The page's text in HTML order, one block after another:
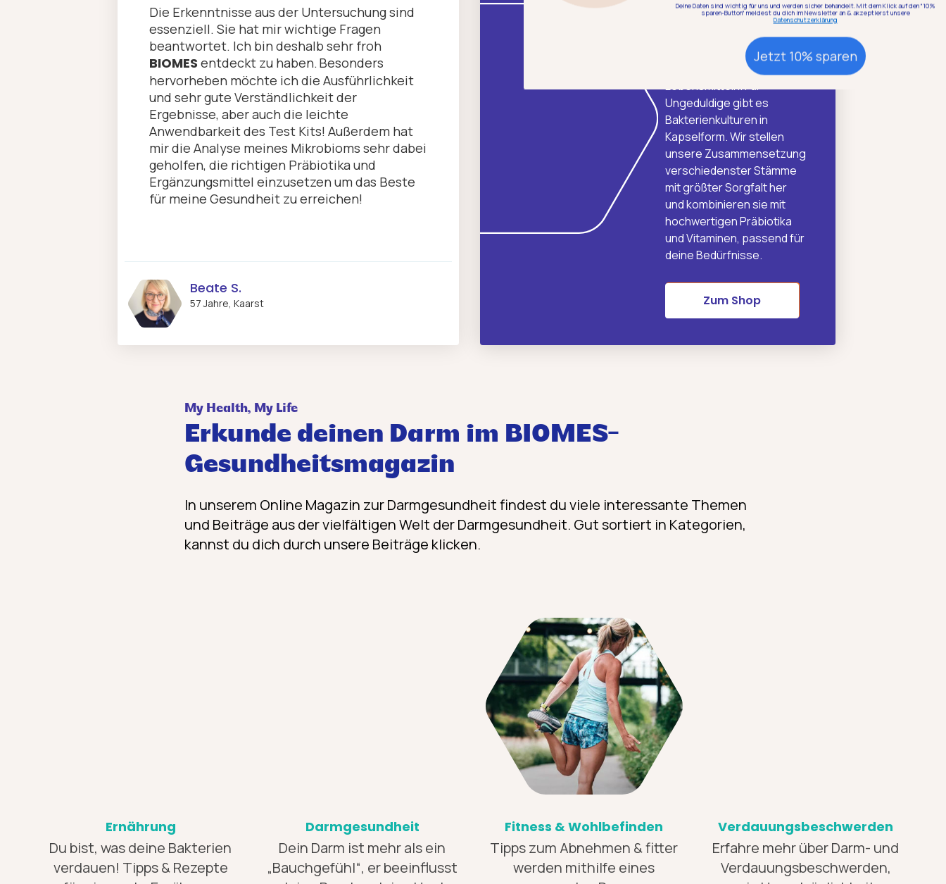
Die Erkenntnisse aus der Untersuchung sind
essenziell. Sie hat mir wichtige Fragen
beantwortet. Ich bin deshalb sehr froh
BIOMES entdeckt zu haben. Besonders
hervorheben möchte ich die Ausführlichkeit
und sehr gute Verständlichkeit der
Ergebnisse, aber auch die leichte
Anwendbarkeit des Test Kits! Außerdem hat
mir die Analyse meines Mikrobioms sehr dabei
geholfen, die richtigen Präbiotika und
Ergänzungsmittel einzusetzen um das Beste
für meine Gesundheit zu erreichen!
Beate S.
57 Jahre, Kaarst
Du kannst deinen Darm mit
der richtigen Ernährung
beeinflussen, v. a. mit
Lebensmitteln. Für
Ungeduldige gibt es
Bakterien­kulturen in
Kapselform. Wir stellen
unsere Zusammensetzung
verschiedenster Stämme
mit größter Sorgfalt her
und kombinieren sie mit
hochwertigen Präbiotika
und Vitaminen, passend für
deine Bedürfnisse.
Zum Shop
My Health, My Life
Erkunde deinen Darm im BIOMES-
Gesundheitsmagazin
In unserem Online Magazin zur Darmgesundheit findest du viele interessante Themen
und Beiträge aus der vielfältigen Welt der Darmgesundheit. Gut sortiert in Kategorien,
kannst du dich durch unsere Beiträge klicken.
Ernährung
Du bist, was deine Bakterien
verdauen! Tipps & Rezepte
Darmgesundheit
Dein Darm ist mehr als ein
„Bauchgefühl“, er beeinflusst
Fitness & Wohlbefinden
Tipps zum Abnehmen & fitter
werden mithilfe eines
Verdauungsbeschwerden
Erfahre mehr über Darm- und
Verdauungsbeschwerden,
Deine Daten sind wichtig für uns und werden sicher behandelt. Mit dem Klick auf den "10%
sparen-Button" meldest du dich im Newsletter an & akzeptierst unsere
Datenschutzerklärung
Jetzt 10% sparen